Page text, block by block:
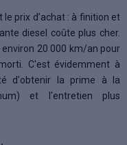
le prix d’achat : à finition et
diesel coûte plus cher.
environ 20 000 km/an pour
C'est évidemment à
d'obtenir la prime à la
et l'entretien plus